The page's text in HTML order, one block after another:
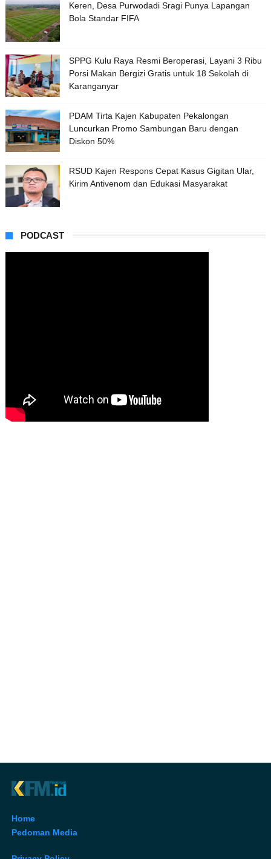
Keren, Desa Purwodadi Sragi Punya Lapangan
Bola Standar FIFA
SPPG Kulu Raya Resmi Beroperasi, Layani 3 Ribu
Porsi Makan Bergizi Gratis untuk 18 Sekolah di
Karanganyar
PDAM Tirta Kajen Kabupaten Pekalongan
Luncurkan Promo Sambungan Baru dengan
Diskon 50%
RSUD Kajen Respons Cepat Kasus Gigitan Ular,
Kirim Antivenom dan Edukasi Masyarakat
PODCAST
Home
Pedoman Media